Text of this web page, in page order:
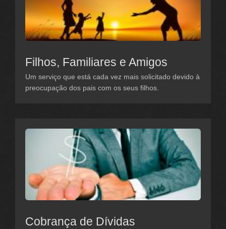
Filhos, Familiares e Amigos
Um serviço que está cada vez mais solicitado devido à
preocupação dos pais com os seus filhos.
Cobrança de Dívidas